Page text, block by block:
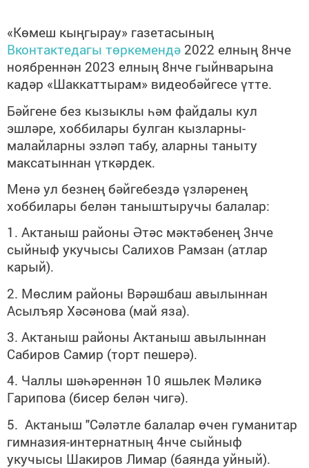
«Көмеш кыңгырау» газетасының
Вконтактедагы төркемендә 2022 елның 8нче
ноябреннән 2023 елның 8нче гыйнварына
кадәр «Шаккаттырам» видеобәйгесе үтте.
Бәйгене без кызыклы һәм файдалы кул
эшләре, хоббилары булган кызларны-
малайларны эзләп табу, аларны таныту
максатыннан үткәрдек.
Менә ул безнең бәйгебездә үзләренең
хоббилары белән таныштыручы балалар:
1. Актаныш районы Әтәс мәктәбенең 3нче
сыйныф укучысы Салихов Рамзан (атлар
карый).
2. Мөслим районы Вәрәшбаш авылыннан
Асылъяр Хәсәнова (май яза).
3. Актаныш районы Актаныш авылыннан
Сабиров Самир (торт пешерә).
4. Чаллы шәһәреннән 10 яшьлек Мәликә
Гарипова (бисер белән чигә).
5. Актаныш "Сәләтле балалар өчен гуманитар
гимназия-интернатның 4нче сыйныф
укучысы Шакиров Лимар (баянда уйный).